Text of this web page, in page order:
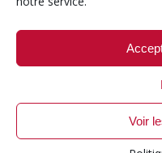
Voir
© 1999-2026